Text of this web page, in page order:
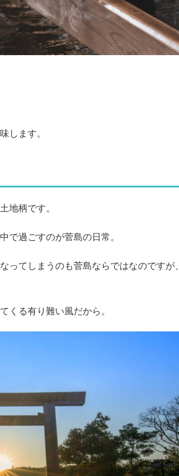
します。
地柄です。
で過ごすのが菅島の日常。
ってしまうのも菅島ならではなのですが、
くる有り難い風だから。